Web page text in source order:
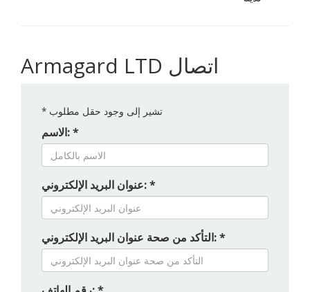
Armagard LTD اتصال
* تشير إلى وجود حقل مطلوب
الاسم: *
عنوان البريد الإلكتروني: *
التأكد من صحة عنوان البريد الإلكتروني: *